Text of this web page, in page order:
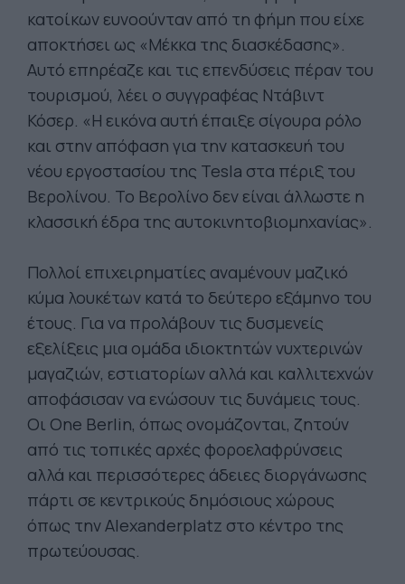
κατοίκων ευνοούνταν από τη φήμη που είχε
αποκτήσει ως «Μέκκα της διασκέδασης».
Αυτό επηρέαζε και τις επενδύσεις πέραν του
τουρισμού, λέει ο συγγραφέας Ντάβιντ
Κόσερ. «Η εικόνα αυτή έπαιξε σίγουρα ρόλο
και στην απόφαση για την κατασκευή του
νέου εργοστασίου της Tesla στα πέριξ του
Βερολίνου. Το Βερολίνο δεν είναι άλλωστε η
κλασσική έδρα της αυτοκινητοβιομηχανίας».
Πολλοί επιχειρηματίες αναμένουν μαζικό
κύμα λουκέτων κατά το δεύτερο εξάμηνο του
έτους. Για να προλάβουν τις δυσμενείς
εξελίξεις μια ομάδα ιδιοκτητών νυχτερινών
μαγαζιών, εστιατορίων αλλά και καλλιτεχνών
αποφάσισαν να ενώσουν τις δυνάμεις τους.
Οι One Berlin, όπως ονομάζονται, ζητούν
από τις τοπικές αρχές φοροελαφρύνσεις
αλλά και περισσότερες άδειες διοργάνωσης
πάρτι σε κεντρικούς δημόσιους χώρους
όπως την Alexanderplatz στο κέντρο της
πρωτεύουσας.